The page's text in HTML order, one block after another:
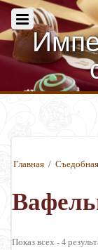
Главная /
Показ всех - 4